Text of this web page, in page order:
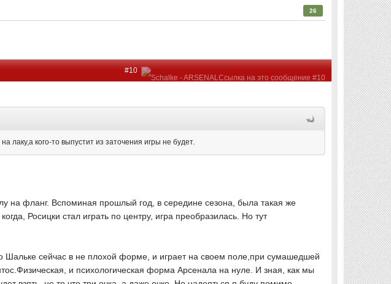
26
#10
лаку,а кого-то выпустит из заточения игры не будет.
на фланг. Вспоминая прошлый год, в середине сезона, была такая же
Росицки стал играть по центру, игра преобразилась. Но тут
Шальке сейчас в не плохой форме, и играет на своем поле,при сумашедшей
и психологическая форма Арсенала на нуле. И зная, как мы